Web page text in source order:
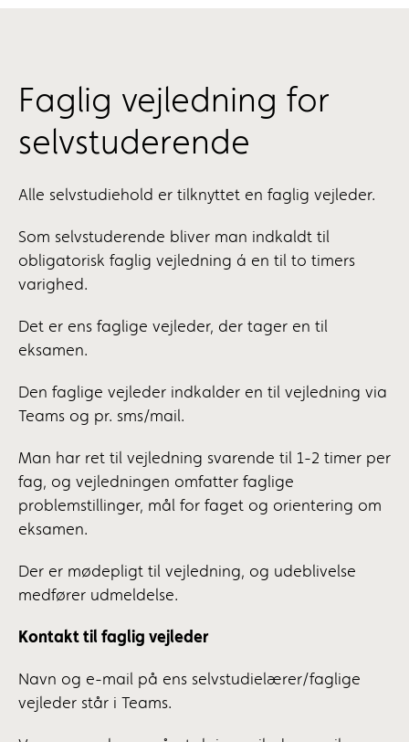
Faglig vejledning for
selvstuderende
Alle selvstudiehold er tilknyttet en faglig vejleder.
Som selvstuderende bliver man indkaldt til
obligatorisk faglig vejledning á en til to timers
varighed.
Det er ens faglige vejleder, der tager en til
eksamen.
Den faglige vejleder indkalder en til vejledning via
Teams og pr. sms/mail.
Man har ret til vejledning svarende til 1-2 timer per
fag, og vejledningen omfatter faglige
problemstillinger, mål for faget og orientering om
eksamen.
Der er mødepligt til vejledning, og udeblivelse
medfører udmeldelse.
Kontakt til faglig vejleder
Navn og e-mail på ens selvstudielærer/faglige
vejleder står i Teams.